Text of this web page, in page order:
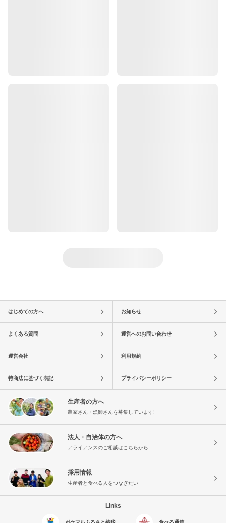
はじめての方へ お知らせ
よくある質問 運営へのお問い合わせ
運営会社 利用規約
特商法に基づく表記 プライバシーポリシー
生産者の方へ
農家さん・漁師さんを募集しています!
法人・自治体の方へ
アライアンスのご相談はこちらから
採用情報
生産者と食べる人をつなぎたい
Links